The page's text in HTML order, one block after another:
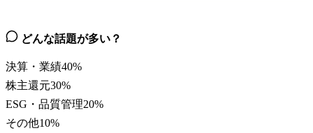
どんな話題が多い？
決算・業績40%
株主還元30%
ESG・品質管理20%
その他10%